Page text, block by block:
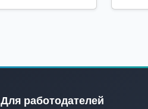
Для работодателей